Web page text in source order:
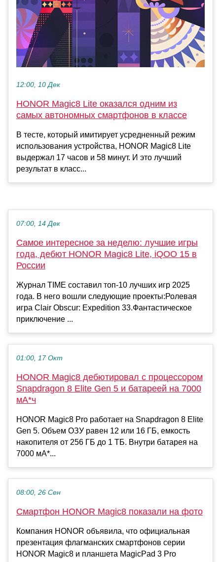
12:00, 10 Дек
HONOR Magic8 Lite оказался одним из
самых автономных смартфонов в классе
В тесте, который имитирует усредненный режим
использования устройства, HONOR Magic8 Lite
выдержал 17 часов и 58 минут. И это лучший
результат в класс...
07:00, 14 Дек
Самое интересное за неделю: лучшие игры
года, дебют HONOR Magic8 Lite, iQOO 15 в
России
Журнал TIME составил топ-10 лучших игр 2025
года. В него вошли следующие проекты:Ролевая
игра Clair Obscur: Expedition 33.Фантастическое
приключение ...
01:00, 17 Окт
HONOR Magic8 дебютировал с процессором
Snapdragon 8 Elite Gen 5 и батареей на 7000
мА*ч
HONOR Magic8 Pro работает на Snapdragon 8 Elite
Gen 5. Объем ОЗУ равен 12 или 16 ГБ, емкость
накопителя от 256 ГБ до 1 ТБ. Внутри батарея на
7000 мА*...
08:00, 26 Сен
Смартфон HONOR Magic8 показали на фото
Компания HONOR объявила, что официальная
презентация флагманских смартфонов серии
HONOR Magic8 и планшета MagicPad 3 Pro